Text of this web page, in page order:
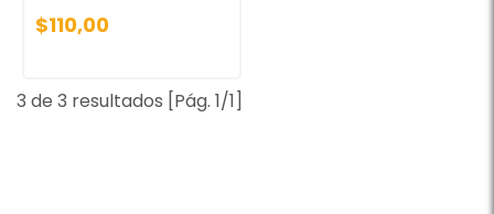
$110,00
3 de 3 resultados [Pág. 1/1]